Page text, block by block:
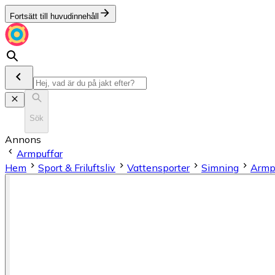
Fortsätt till huvudinnehåll
Sök
Annons
Armpuffar
Hem
Sport & Friluftsliv Vattensporter Simning